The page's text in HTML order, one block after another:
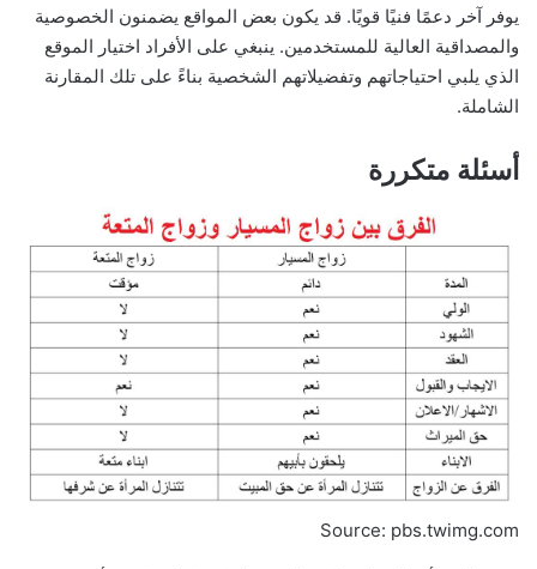
يوفر آخر دعمًا فنيًا قويًا. قد يكون بعض المواقع يضمنون الخصوصية
والمصداقية العالية للمستخدمين. ينبغي على الأفراد اختيار الموقع
الذي يلبي احتياجاتهم وتفضيلاتهم الشخصية بناءً على تلك المقارنة
الشاملة.
أسئلة متكررة
Source: pbs.twimg.com